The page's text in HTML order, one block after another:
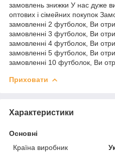
замовлень знижки У нас дуже
оптових і сімейних покупок
замовленні 2 футболок, Ви
замовленні 3 футболок, Ви
замовленні 4 футболок, Ви
замовленні 5 футболок, Ви
замовленні 10 футболок, Ви
Приховати
Характеристики
Основні
Країна виробник